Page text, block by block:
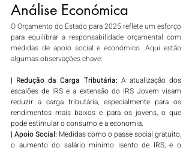
Análise Económica
O Orçamento do Estado para 2025 reflete um esforço
para equilibrar a responsabilidade orçamental com
medidas de apoio social e económico. Aqui estão
algumas observações chave:
| Redução da Carga Tributária: A atualização dos
escalões de IRS e a extensão do IRS Jovem visam
reduzir a carga tributária, especialmente para os
rendimentos mais baixos e para os jovens, o que
pode estimular o consumo e a economia.
| Apoio Social: Medidas como o passe social gratuito,
o aumento do salário mínimo isento de IRS, e o